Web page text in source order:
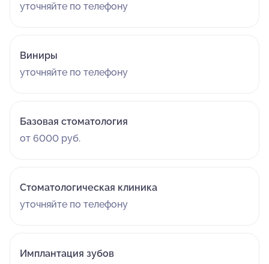
уточняйте по телефону
Виниры
уточняйте по телефону
Базовая стоматология
от 6000 руб.
Стоматологическая клиника
уточняйте по телефону
Имплантация зубов